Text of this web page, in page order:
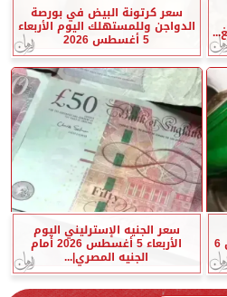
سعر كرتونة البيض في بورصة
الدواجن وللمستهلك اليوم الأربعاء
5 أغسطس 2026
الطبيعي في مصر اليوم الخميس 6
سعر الجنيه الإسترليني اليوم
الأربعاء 5 أغسطس 2026 أمام
الجنيه المصري|...